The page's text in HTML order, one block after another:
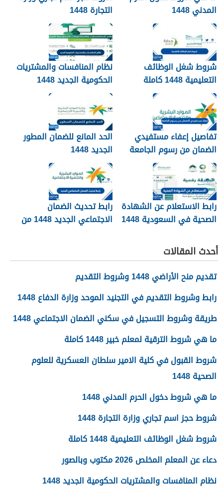
المدني 1448
التجارة 1448
شروط شغل الوظائف
التعليمية 1448 كاملة
نظام المنافسات والمشتريات
الحكومية الجديد 1448
تفاصيل إعفاء مستفيدي
الضمان من رسوم الجامعة
1448
الحد المانع للضمان المطور
الجديد 1448
رابط الاستعلام عن الشهادة
الصحية في السعودية 1448
رابط تحديث الضمان
الاجتماعي الجديد 1448 من
أحدث المقالات
تقديم منح الأراضي 1448 وشروط التقديم
رابط وشروط التقديم في التجنيد الموحد وزارة الدفاع 1448
طريقة وشروط التسجيل في سكني الضمان الاجتماعي 1448
ما هي شروط الترقية لمعلم خبير 1448 كاملة
شروط القبول في كلية الامير سلطان العسكرية للعلوم
الصحية 1448
ما هي شروط دخول الحرم المدني 1448
شروط حجز اسم تجاري وزارة التجارة 1448
شروط شغل الوظائف التعليمية 1448 كاملة
دعاء عن المعلم المخلص 2026 مكتوب وبالصور
نظام المنافسات والمشتريات الحكومية الجديد 1448